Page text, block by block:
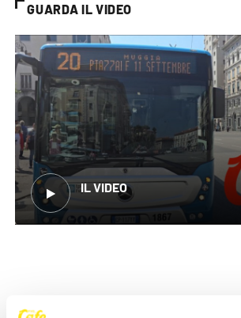
GUARDA IL VIDEO
IL VIDEO
NEWS DELLA STESSA CATEGORIA